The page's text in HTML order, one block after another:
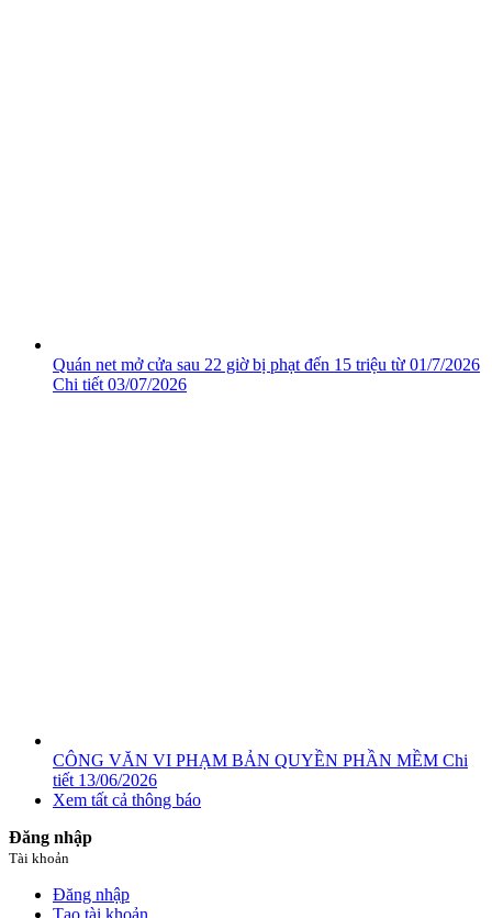
Quán net mở cửa sau 22 giờ bị phạt đến 15 triệu từ 01/7/2026
Chi tiết 03/07/2026
CÔNG VĂN VI PHẠM BẢN QUYỀN PHẦN MỀM Chi
tiết 13/06/2026
Xem tất cả thông báo
Đăng nhập
Tài khoản
Đăng nhập
Tạo tài khoản